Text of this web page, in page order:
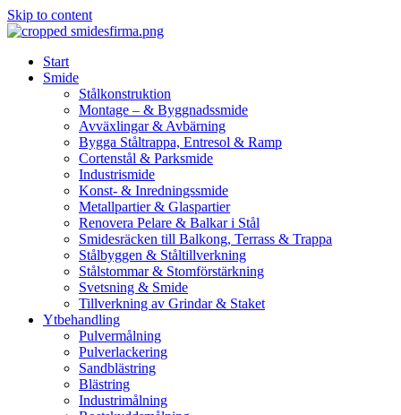
Skip to content
Start
Smide
Stålkonstruktion
Montage – & Byggnadssmide
Avväxlingar & Avbärning
Bygga Ståltrappa, Entresol & Ramp
Cortenstål & Parksmide
Industrismide
Konst- & Inredningssmide
Metallpartier & Glaspartier
Renovera Pelare & Balkar i Stål
Smidesräcken till Balkong, Terrass & Trappa
Stålbyggen & Ståltillverkning
Stålstommar & Stomförstärkning
Svetsning & Smide
Tillverkning av Grindar & Staket
Ytbehandling
Pulvermålning
Pulverlackering
Sandblästring
Blästring
Industrimålning